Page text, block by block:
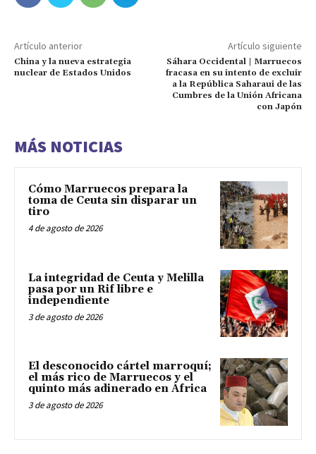
Artículo anterior
China y la nueva estrategia
nuclear de Estados Unidos
Artículo siguiente
Sáhara Occidental | Marruecos
fracasa en su intento de excluir
a la República Saharaui de las
Cumbres de la Unión Africana
con Japón
MÁS NOTICIAS
Cómo Marruecos prepara la
toma de Ceuta sin disparar un
tiro
4 de agosto de 2026
La integridad de Ceuta y Melilla
pasa por un Rif libre e
independiente
3 de agosto de 2026
El desconocido cártel marroquí;
el más rico de Marruecos y el
quinto más adinerado en África
3 de agosto de 2026